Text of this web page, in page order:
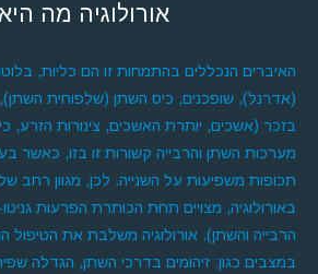
אורולוגיה מה
האיברים הנכללים בהתמחות זו הם כליות,
(אדרנל), שופכנים, כיס השתן (שלפוחית השתן),
בזכר (אשכים, יותרת האשכים, צינורות הזרע,
מערכות השתן והרבייה קשורות זו בזו, כאשר
תכופות משפיעות על השנייה. לכן, מגוון רחב
באורולוגיה, מצויים תחת הכותרת הפרעות
הרבייה והשתן). אורולוגיה משלבת את הטיפול
במצבים כגון: זיהומים בדרכי השתן, הגדלה